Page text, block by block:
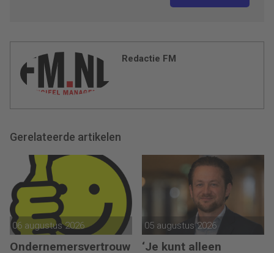
Redactie FM
Gerelateerde artikelen
06 augustus 2026
Ondernemersvertrouw
05 augustus 2026
‘Je kunt alleen